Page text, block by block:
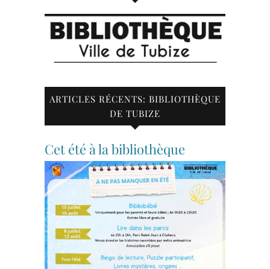
ARTICLES RÉCENTS: BIBLIOTHÈQUE
DE TUBIZE
Cet été à la bibliothèque